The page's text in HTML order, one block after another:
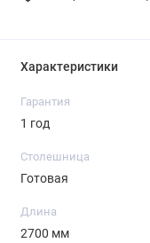
Характеристики
Гарантия
1 год
Столешница
Готовая
Длина
2700 мм